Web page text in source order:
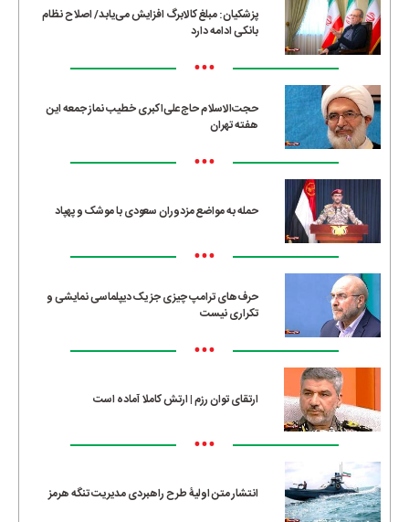
پزشکیان: مبلغ کالابرگ افزایش می‌یابد/ اصلاح نظام
بانکی ادامه دارد
•••
حجت‌الاسلام حاج‌علی‌اکبری خطیب نماز جمعه این
هفته تهران
•••
حمله به مواضع مزدوران سعودی با موشک و پهپاد
•••
حرف‌های ترامپ چیزی جز یک دیپلماسی نمایشی و
تکراری نیست
•••
ارتقای توان رزم | ارتش کاملا آماده است
•••
انتشار متن اولیۀ طرح راهبردی مدیریت تنگه هرمز